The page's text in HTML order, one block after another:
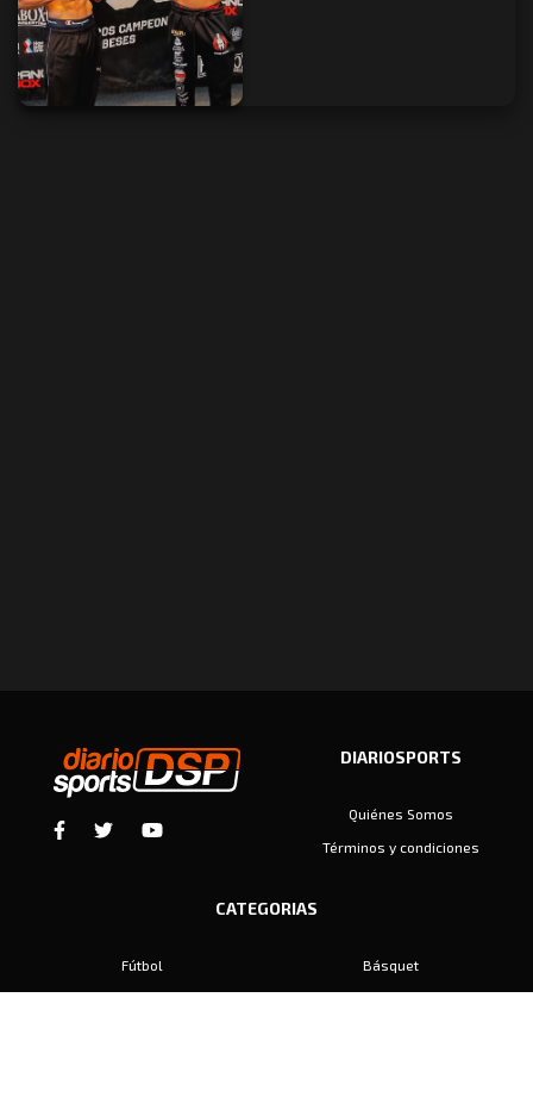
DIARIOSPORTS
Quiénes Somos
Términos y condiciones
CATEGORIAS
Fútbol
Básquet